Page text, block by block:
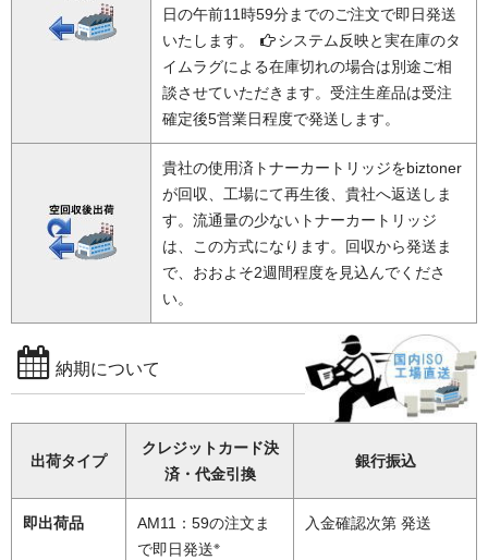
日の午前11時59分までのご注文で即日発送
いたします。
システム反映と実在庫のタ
イムラグによる在庫切れの場合は別途ご相
談させていただきます。受注生産品は受注
確定後5営業日程度で発送します。
貴社の使用済トナーカートリッジをbiztoner
が回収、工場にて再生後、貴社へ返送しま
す。流通量の少ないトナーカートリッジ
は、この方式になります。回収から発送ま
で、おおよそ2週間程度を見込んでくださ
い。
納期について
出荷タイプ
クレジットカード決
済・代金引換
銀行振込
即出荷品
AM11：59の注文ま
で即日発送※
入金確認次第 発送